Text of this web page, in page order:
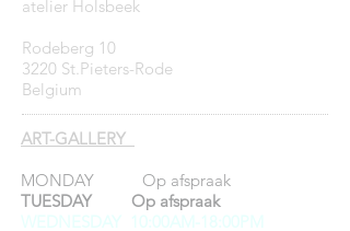
atelier Holsbeek
Rodeberg 10
3220 St.Pieters-Rode
Belgium
ART-GALLERY
MONDAY Op afspraak
TUESDAY Op afspraak